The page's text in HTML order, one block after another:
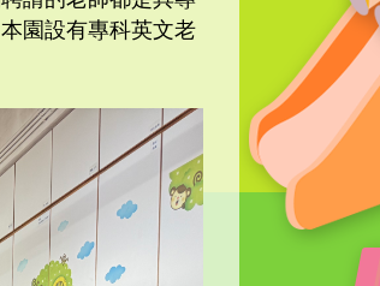
園設有專科英文老